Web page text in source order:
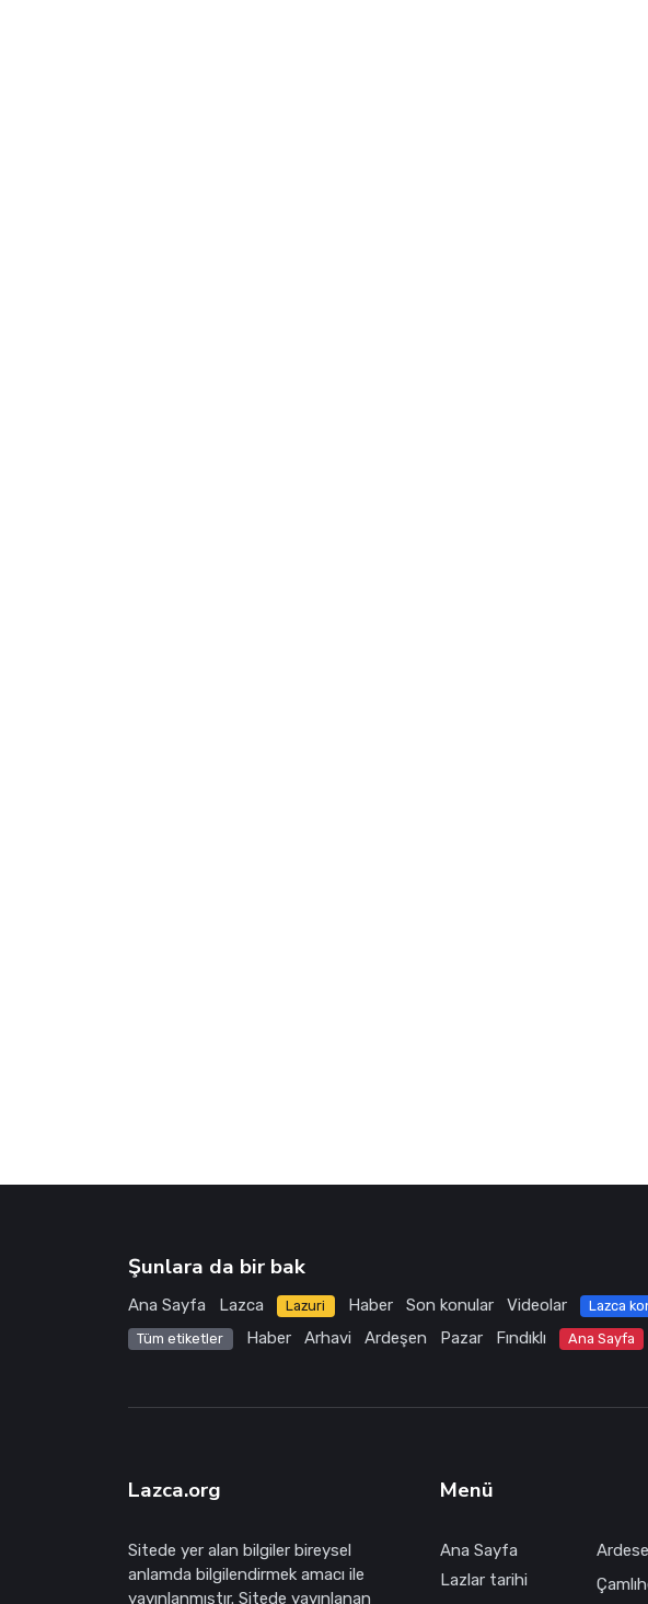
Şunlara da bir bak
Ana Sayfa Lazca Lazuri Haber Son konular Videolar Lazca
Tüm etiketler Haber Arhavi Ardeşen Pazar Fındıklı Ana Sayfa
Lazca.org
Sitede yer alan bilgiler bireysel
anlamda bilgilendirmek amacı ile
yayınlanmıştır. Sitede yayınlanan
Menü
Ana Sayfa
Lazlar tarihi